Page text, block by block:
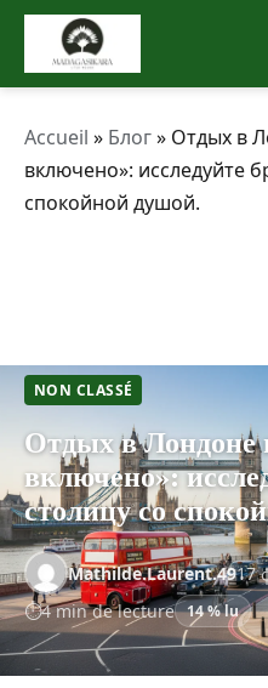
Accueil » Блог» Отдых в
включено»: исследуйте
спокойной душой.
NON CLASSÉ
Отдых в Лондоне
включено»:
столицу со
Mathilde.Laurent.4917
4 min de lecture 14 % lu